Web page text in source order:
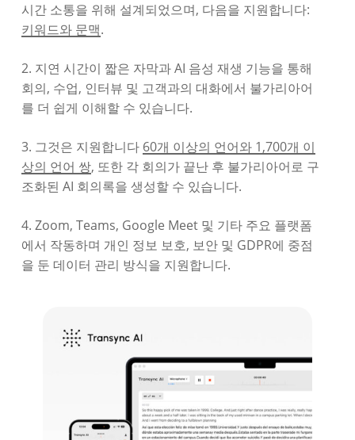
시간 소통을 위해 설계되었으며, 다음을 지원합니다:
키워드와 문맥.
2. 지연 시간이 짧은 자막과 AI 음성 재생 기능을 통해
회의, 수업, 인터뷰 및 고객과의 대화에서 불가리아어
를 더 쉽게 이해할 수 있습니다.
3. 그것은 지원합니다 60개 이상의 언어와 1,700개 이
상의 언어 쌍, 또한 각 회의가 끝난 후 불가리아어로 구
조화된 AI 회의록을 생성할 수 있습니다.
4. Zoom, Teams, Google Meet 및 기타 주요 플랫폼
에서 작동하며 개인 정보 보호, 보안 및 GDPR에 중점
을 둔 데이터 관리 방식을 지원합니다.